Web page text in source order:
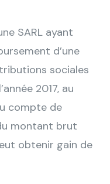
SARL ayant
d’une
sociales
2017, au
compte de
montant brut
obtenir gain de